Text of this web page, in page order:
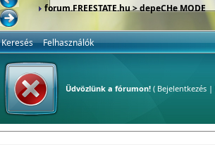
forum.FREESTATE.hu>depeCHe MODE
Keresés Felhasználók
Üdvözlünk a fórumon!( Bejelentkezés|